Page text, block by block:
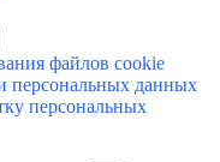
файлов cookie
персональных данных
персональных